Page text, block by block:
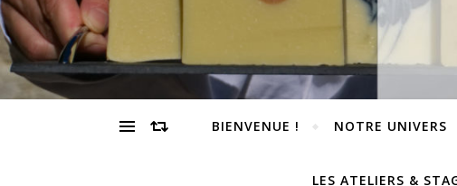
BIENVENUE ! NOTRE UNIVERS
LES ATELIERS &